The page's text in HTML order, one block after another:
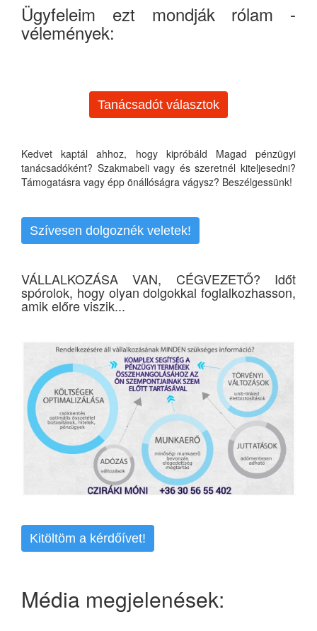
Ügyfeleim ezt mondják rólam -
vélemények:
Tanácsadót választok
Kedvet kaptál ahhoz, hogy kipróbáld Magad pénzügyi
tanácsadóként? Szakmabeli vagy és szeretnél kiteljesedni?
Támogatásra vagy épp önállóságra vágysz? Beszélgessünk!
Szívesen dolgoznék veletek!
VÁLLALKOZÁSA VAN, CÉGVEZETŐ? Időt
spórolok, hogy olyan dolgokkal foglalkozhasson,
amik előre viszik...
Kitöltöm a kérdőívet!
Média megjelenések: